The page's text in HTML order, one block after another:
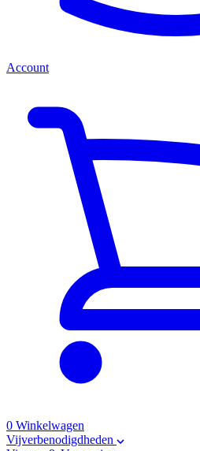
Account
0 Winkelwagen
Vijverbenodigdheden